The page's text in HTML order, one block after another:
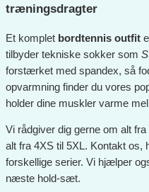
træningsdragter
Et komplet bordtennis outfit
tilbyder tekniske sokker som
forstærket med spandex, så
opvarmning finder du vores
holder dine muskler varme
Vi rådgiver dig gerne om alt
alt fra 4XS til 5XL. Kontakt os,
forskellige serier. Vi hjælper
næste hold-sæt.